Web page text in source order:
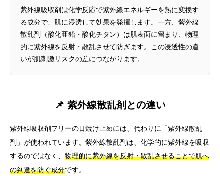
紫外線吸収剤は化学反応で紫外線エネルギーを熱に変換す
る成分で、肌に浸透して効果を発揮します。一方、紫外線
散乱剤（酸化亜鉛・酸化チタン）は肌表面に留まり、物理
的に紫外線を反射・散乱させて防ぎます。この浸透性の違
いが肌刺激リスクの差につながります。
📌 紫外線散乱剤との違い
紫外線吸収剤フリーの日焼け止めには、代わりに「紫外線散乱
剤」が使われています。紫外線散乱剤は、化学的に紫外線を吸収
するのではなく、 物理的に紫外線を反射・散乱させることで肌へ
の到達を防ぐ成分です。